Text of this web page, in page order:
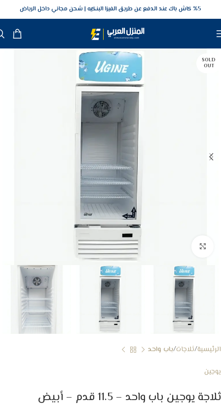
5‎% كاش باك عند الدفع عن طريق الفيزا البنكيه شحن مجاني داخل الرياض
SOLD
OUT
الرئيسية ثلاجات باب واحد
يوجين
ثلاجة يوجين باب واحد – 11.5 قدم – أبيض